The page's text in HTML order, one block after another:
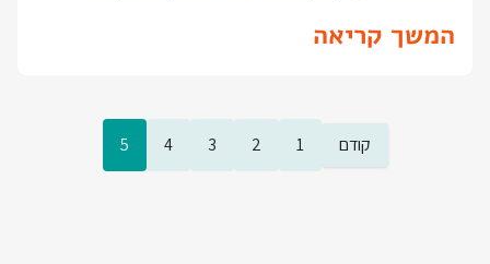
המשך קריאה
קודם 1
2
3
4
5